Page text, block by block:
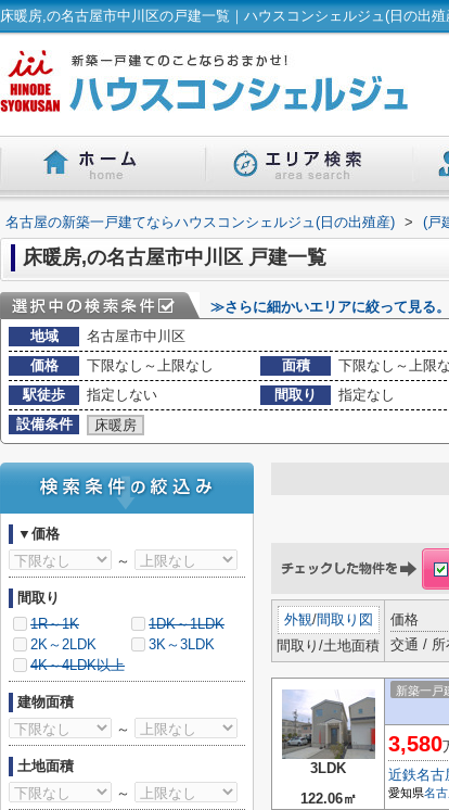
床暖房,の名古屋市中川区の戸建一覧｜ハウスコンシェルジュ(日の出殖
名古屋の新築一戸建てならハウスコンシェルジュ(日の出殖産) > (戸
床暖房,の名古屋市中川区 戸建一覧
≫さらに細かいエリアに絞って見る。
地域
名古屋市中川区
価格
下限なし～上限なし 面積 下限なし～上限
駅徒歩
指定しない 間取り
指定なし
設備条件
床暖房
外観/間取り図
間取り/土地面積
価格
交通 / 所
3LDK
122.06㎡
新築一戸
3,580
近鉄名古
愛知県名
▼価格
～
間取り
1R～1K
1DK～1LDK
2K～2LDK
3K～3LDK
4K～4LDK以上
建物面積
～
土地面積
～